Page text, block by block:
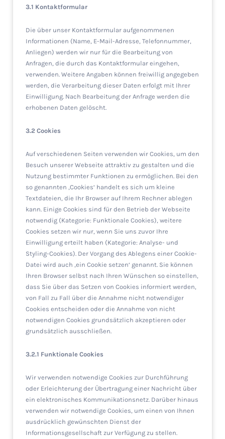
3.1 Kontaktformular
Die über unser Kontaktformular aufgenommenen
Informationen (Name, E-Mail-Adresse, Telefonnummer,
Anliegen) werden wir nur für die Bearbeitung von
Anfragen, die durch das Kontaktformular eingehen,
verwenden. Weitere Angaben können freiwillig angegeben
werden, die Verarbeitung dieser Daten erfolgt mit Ihrer
Einwilligung. Nach Bearbeitung der Anfrage werden die
erhobenen Daten gelöscht.
3.2 Cookies
Auf verschiedenen Seiten verwenden wir Cookies, um den
Besuch unserer Webseite attraktiv zu gestalten und die
Nutzung bestimmter Funktionen zu ermöglichen. Bei den
so genannten ‚Cookies‘ handelt es sich um kleine
Textdateien, die Ihr Browser auf Ihrem Rechner ablegen
kann. Einige Cookies sind für den Betrieb der Webseite
notwendig (Kategorie: Funktionale Cookies), weitere
Cookies setzen wir nur, wenn Sie uns zuvor Ihre
Einwilligung erteilt haben (Kategorie: Analyse- und
Styling-Cookies). Der Vorgang des Ablegens einer Cookie-
Datei wird auch ‚ein Cookie setzen‘ genannt. Sie können
Ihren Browser selbst nach Ihren Wünschen so einstellen,
dass Sie über das Setzen von Cookies informiert werden,
von Fall zu Fall über die Annahme nicht notwendiger
Cookies entscheiden oder die Annahme von nicht
notwendigen Cookies grundsätzlich akzeptieren oder
grundsätzlich ausschließen.
3.2.1 Funktionale Cookies
Wir verwenden notwendige Cookies zur Durchführung
oder Erleichterung der Übertragung einer Nachricht über
ein elektronisches Kommunikationsnetz. Darüber hinaus
verwenden wir notwendige Cookies, um einen von Ihnen
ausdrücklich gewünschten Dienst der
Informationsgesellschaft zur Verfügung zu stellen.